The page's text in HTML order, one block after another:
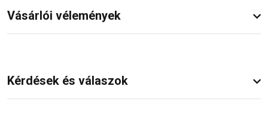
Vásárlói vélemények
Kérdések és válaszok